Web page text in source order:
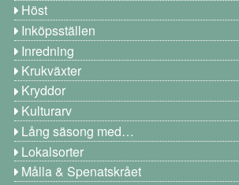
Höst
Inköpsställen
Inredning
Krukväxter
Kryddor
Kulturarv
Lång säsong med…
Lokalsorter
Målla & Spenatskrået